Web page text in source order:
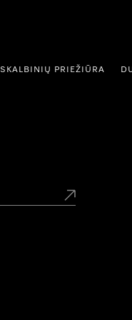
SKALBINIŲ PRIEŽIŪRA